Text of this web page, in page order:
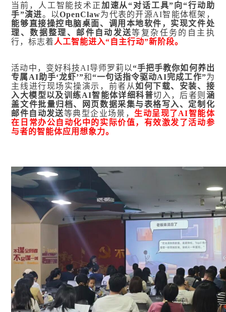
当前，人工智能技术正加速从“对话工具”向“行动助
手”演进。以OpenClaw为代表的开源AI智能体框架，
能够直接操控电脑桌面、调用本地软件，实现文件处
理、数据整理、邮件自动发送等复杂任务的自主执
行，标志着人工智能进入“自主行动”新阶段。
活动中，变好科技AI导师罗莉以“手把手教你如何养出
专属AI助手‘龙虾’”和“一句话指令驱动AI完成工作”为
主线进行现场实操演示，前者从如何下载、安装、接
入大模型以及训练AI智能体详细科普切入，后者则 涵
盖文件批量归档、网页数据采集与表格写入、定制化
邮件自动发送等典型企业场景，生动呈现了AI智能体
在日常办公自动化中的实际价值， 有效激发了活动参
与者的智能体应用想象力。